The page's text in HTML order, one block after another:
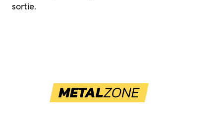
sortie.